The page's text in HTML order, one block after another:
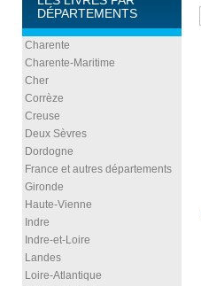
DÉPARTEMENTS
Charente
Charente-Maritime
Cher
Corrèze
Creuse
Deux Sèvres
Dordogne
France et autres départements
Gironde
Haute-Vienne
Indre
Indre-et-Loire
Landes
Loire-Atlantique